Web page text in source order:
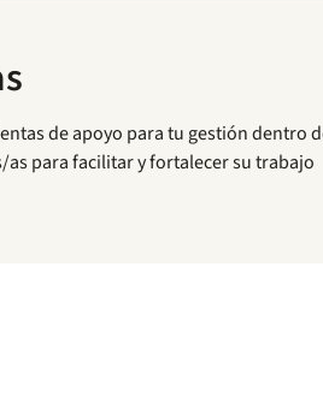
de apoyo para tu gestión dentro
para facilitar y fortalecer su trabajo